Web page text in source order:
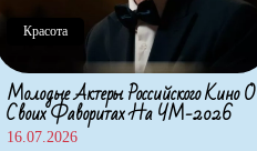
Красота
Молодые Актеры Российского Кино О
Своих Фаворитах На ЧМ-2026
16.07.2026